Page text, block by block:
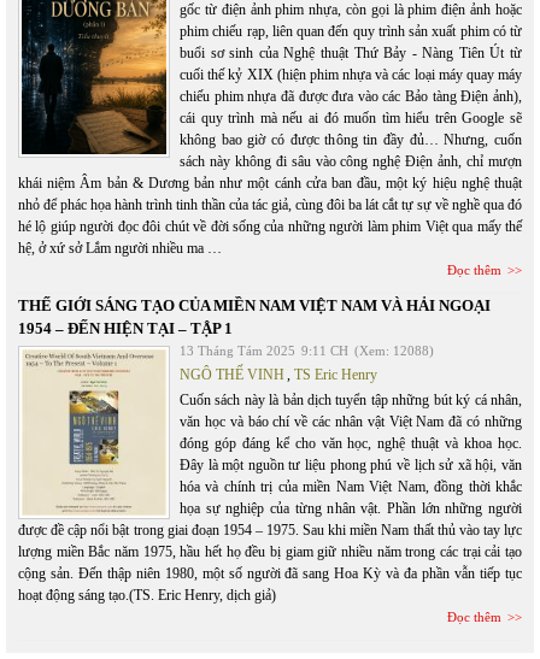
gốc từ điện ảnh phim nhựa, còn gọi là phim điện ảnh hoặc
phim chiếu rạp, liên quan đến quy trình sản xuất phim có từ
buổi sơ sinh của Nghệ thuật Thứ Bảy - Nàng Tiên Út từ
cuối thế kỷ XIX (hiện phim nhựa và các loại máy quay máy
chiếu phim nhựa đã được đưa vào các Bảo tàng Điện ảnh),
cái quy trình mà nếu ai đó muốn tìm hiểu trên Google sẽ
không bao giờ có được thông tin đầy đủ… Nhưng, cuốn
sách này không đi sâu vào công nghệ Điện ảnh, chỉ mượn
khái niệm Âm bản & Dương bản như một cánh cửa ban đầu, một ký hiệu nghệ thuật
nhỏ để phác họa hành trình tinh thần của tác giả, cùng đôi ba lát cắt tự sự về nghề qua đó
hé lộ giúp người đọc đôi chút về đời sống của những người làm phim Việt qua mấy thế
hệ, ở xứ sở Lắm người nhiều ma …
Đọc thêm
THẾ GIỚI SÁNG TẠO CỦA MIỀN NAM VIỆT NAM VÀ HẢI NGOẠI
1954 – ĐẾN HIỆN TẠI – TẬP 1
13 Tháng Tám 2025 9:11 CH (Xem: 12088)
NGÔ THẾ VINH, TS Eric Henry
Cuốn sách này là bản dịch tuyển tập những bút ký cá nhân,
văn học và báo chí về các nhân vật Việt Nam đã có những
đóng góp đáng kể cho văn học, nghệ thuật và khoa học.
Đây là một nguồn tư liệu phong phú về lịch sử xã hội, văn
hóa và chính trị của miền Nam Việt Nam, đồng thời khắc
họa sự nghiệp của từng nhân vật. Phần lớn những người
được đề cập nổi bật trong giai đoạn 1954 – 1975. Sau khi miền Nam thất thủ vào tay lực
lượng miền Bắc năm 1975, hầu hết họ đều bị giam giữ nhiều năm trong các trại cải tạo
cộng sản. Đến thập niên 1980, một số người đã sang Hoa Kỳ và đa phần vẫn tiếp tục
hoạt động sáng tạo.(TS. Eric Henry, dịch giả)
Đọc thêm